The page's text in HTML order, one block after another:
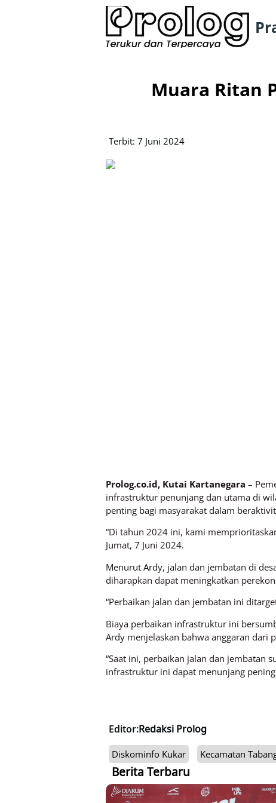
Muara Ritan
Terbit: 7 Juni 2024
Prolog.co.id, Kutai Kartanegara –
infrastruktur penunjang dan utama di
penting bagi masyarakat dalam
“Di tahun 2024 ini, kami
Jumat, 7 Juni 2024.
Menurut Ardy, jalan dan jembatan di
diharapkan dapat meningkatkan
“Perbaikan jalan dan jembatan ini
Biaya perbaikan infrastruktur ini
Ardy menjelaskan bahwa anggaran dari
“Saat ini, perbaikan jalan dan jembatan
infrastruktur ini dapat menunjang
Editor:Redaksi Prolog
Diskominfo Kukar Kecamatan
Berita Terbaru